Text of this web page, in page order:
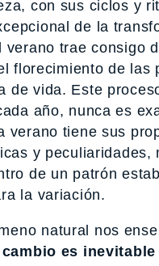
con sus ciclos y
de la
verano trae consigo
florecimiento de las
de vida. Este
año, nunca es
verano tiene sus
y peculiaridades,
de un patrón
la variación.
natural nos
es